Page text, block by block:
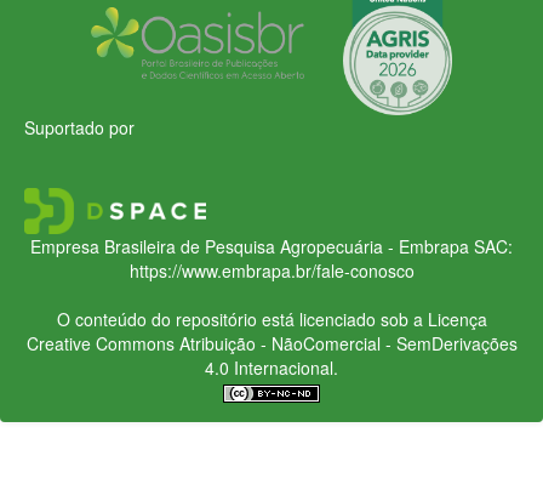
Suportado por
Empresa Brasileira de Pesquisa Agropecuária - Embrapa SAC:
https://www.embrapa.br/fale-conosco
O conteúdo do repositório está licenciado sob a Licença
Creative CommonsAtribuição - NãoComercial - SemDerivações
4.0 Internacional.